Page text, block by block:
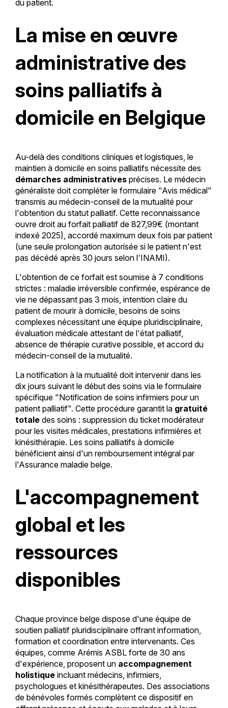
du patient.
La mise en œuvre
administrative des
soins palliatifs à
domicile en Belgique
Au-delà des conditions cliniques et logistiques, le
maintien à domicile en soins palliatifs nécessite des
démarches administrativesprécises. Le médecin
généraliste doit compléter le formulaire "Avis médical"
transmis au médecin-conseil de la mutualité pour
l'obtention du statut palliatif. Cette reconnaissance
ouvre droit au forfait palliatif de 827,99€ (montant
indexé 2025), accordé maximum deux fois par patient
(une seule prolongation autorisée si le patient n'est
pas décédé après 30 jours selon l'INAMI).
L'obtention de ce forfait est soumise à 7 conditions
strictes : maladie irréversible confirmée, espérance de
vie ne dépassant pas 3 mois, intention claire du
patient de mourir à domicile, besoins de soins
complexes nécessitant une équipe pluridisciplinaire,
évaluation médicale attestant de l'état palliatif,
absence de thérapie curative possible, et accord du
médecin-conseil de la mutualité.
La notification à la mutualité doit intervenir dans les
dix jours suivant le début des soins via le formulaire
spécifique "Notification de soins infirmiers pour un
patient palliatif". Cette procédure garantit la gratuité
totaledes soins : suppression du ticket modérateur
pour les visites médicales, prestations infirmières et
kinésithérapie. Les soins palliatifs à domicile
bénéficient ainsi d'un remboursement intégral par
l'Assurance maladie belge.
L'accompagnement
global et les
ressources
disponibles
Chaque province belge dispose d'une équipe de
soutien palliatif pluridisciplinaire offrant information,
formation et coordination entre intervenants. Ces
équipes, comme Arémis ASBL forte de 30 ans
d'expérience, proposent un accompagnement
holistiqueincluant médecins, infirmiers,
psychologues et kinésithérapeutes. Des associations
de bénévoles formés complètent ce dispositif en